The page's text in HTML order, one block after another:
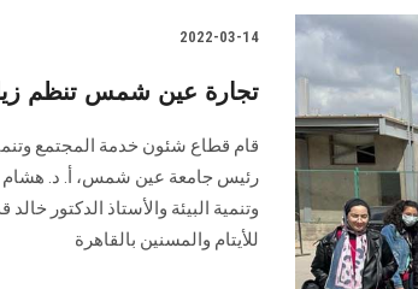
2022-03-14
تجارة عين شمس تنظم
قام قطاع شئون خدمة المجتمع
رئيس جامعة عين شمس، أ. د. هشام
وتنمية البيئة والأستاذ الدكتور
للأيتام والمسنين بالقاهرة